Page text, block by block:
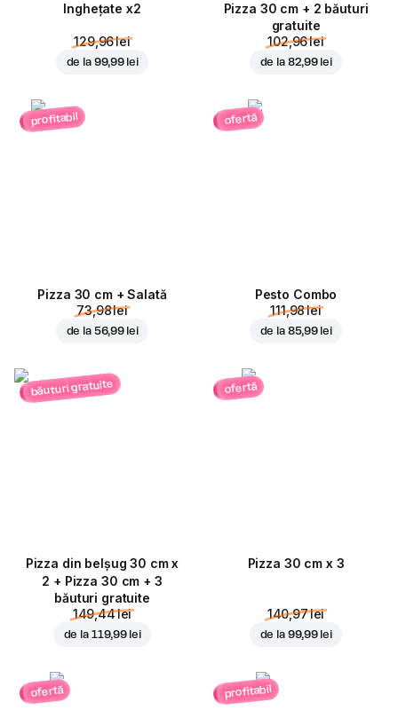
Inghețate x2
129,96 lei
de la 99,99 lei
Pizza 30 cm + 2 băuturi
gratuite
102,96 lei
de la 82,99 lei
profitabil
Pizza 30 cm + Salată
73,98 lei
de la 56,99 lei
ofertă
Pesto Combo
111,98 lei
de la 85,99 lei
băuturi gratuite
Pizza din belșug 30 cm x
2 + Pizza 30 cm + 3
băuturi gratuite
149,44 lei
de la 119,99 lei
ofertă
Pizza 30 cm x 3
140,97 lei
de la 99,99 lei
ofertă profitabil